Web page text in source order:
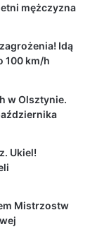
mężczyzna
Idą
100 km/h
w Olsztynie.
Ukiel!
Mistrzostw